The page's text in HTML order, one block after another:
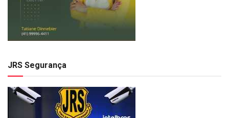
JRS Segurança